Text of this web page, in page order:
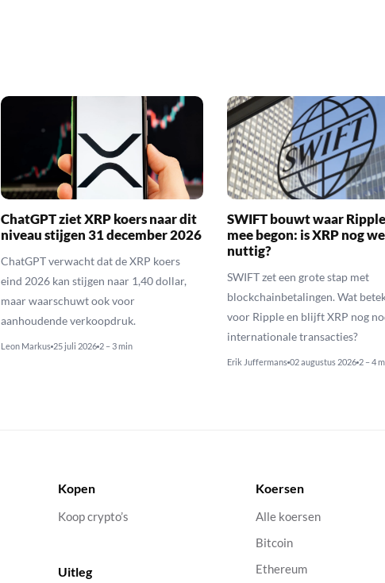
ChatGPT ziet XRP koers naar dit
niveau stijgen 31 december 2026
ChatGPT verwacht dat de XRP koers
eind 2026 kan stijgen naar 1,40 dollar,
maar waarschuwt ook voor
aanhoudende verkoopdruk.
Leon Markus 25 juli 2026 2 – 3 min
SWIFT bouwt waar
mee begon: is XRP nog
nuttig?
SWIFT zet een grote stap met
blockchainbetalingen. Wat
voor Ripple en blijft XRP nog
internationale transacties?
Erik Juffermans 02 augustus 2026 2 – 4
Kopen
Koop crypto’s
Uitleg
Koersen
Alle koersen
Bitcoin
Ethereum